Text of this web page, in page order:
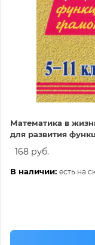
Математика в
для развития
168 руб.
В наличии: есть на